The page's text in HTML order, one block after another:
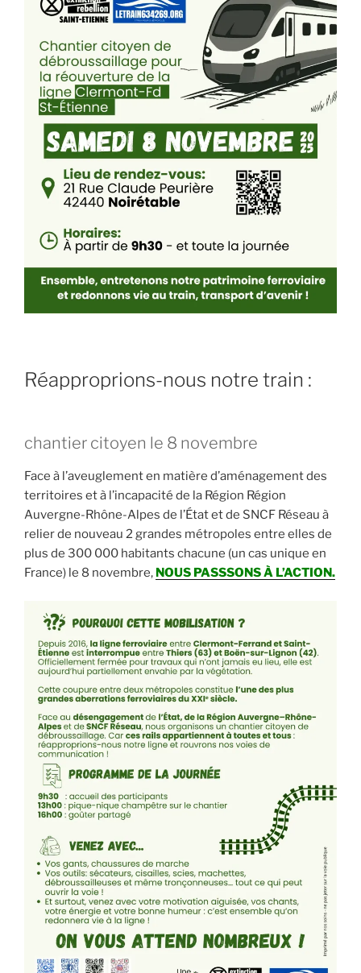
Réapproprions-nous notre train :
chantier citoyen le 8 novembre
Face à l’aveuglement en matière d’aménagement des
territoires et à l’incapacité de la Région Région
Auvergne-Rhône-Alpes de l’État et de SNCF Réseau à
relier de nouveau 2 grandes métropoles entre elles de
plus de 300 000 habitants chacune (un cas unique en
France) le 8 novembre, NOUS PASSSONS À L’ACTION.